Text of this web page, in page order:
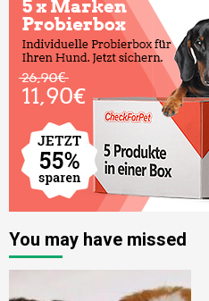
You may have missed